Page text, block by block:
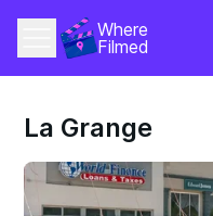
Where
Filmed
La Grange